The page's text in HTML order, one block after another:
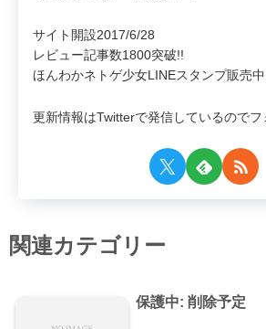
サイト開設2017/6/28
レビュー記事数1800突破!!
ほんわかネトゲ少女LINEスタンプ販売
更新情報はTwitterで発信しているのでフ
関連カテゴリー
保護中: 削除予定